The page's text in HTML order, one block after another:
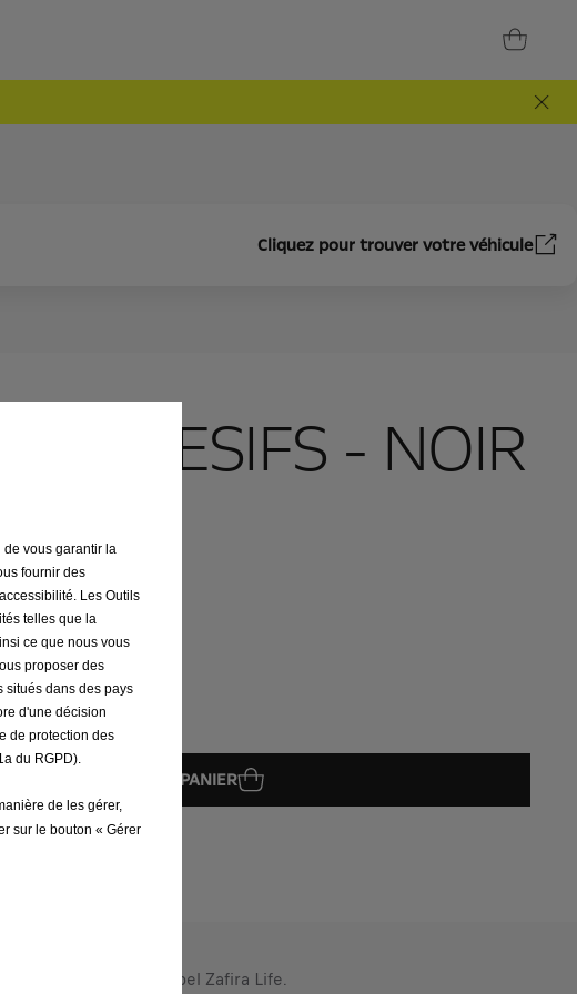
Cliquez pour trouver votre véhicule
ADHESIFS - NOIR
AJOUTER AU PANIER
à votre Opel Zafira Life.
de vous garantir la
fournir des
Les Outils
telles que la
ce que nous vous
proposer des
situés dans des pays
d'une décision
de protection des
du RGPD).
de les gérer,
sur le bouton « Gérer